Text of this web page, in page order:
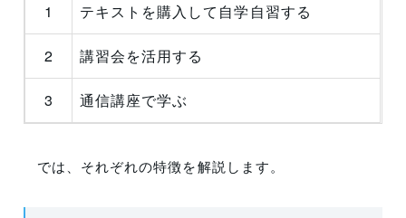
1 テキストを購入して自学自習する
2 講習会を活用する
3 通信講座で学ぶ
では、それぞれの特徴を解説します。